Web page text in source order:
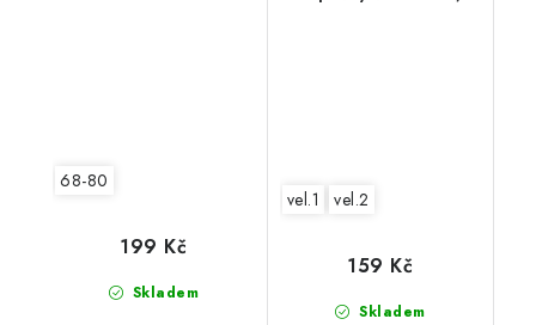
68-80
Skladem
199 Kč
vel.1 vel.2
Skladem
159 Kč